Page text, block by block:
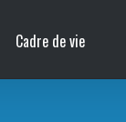
Cadre de vie